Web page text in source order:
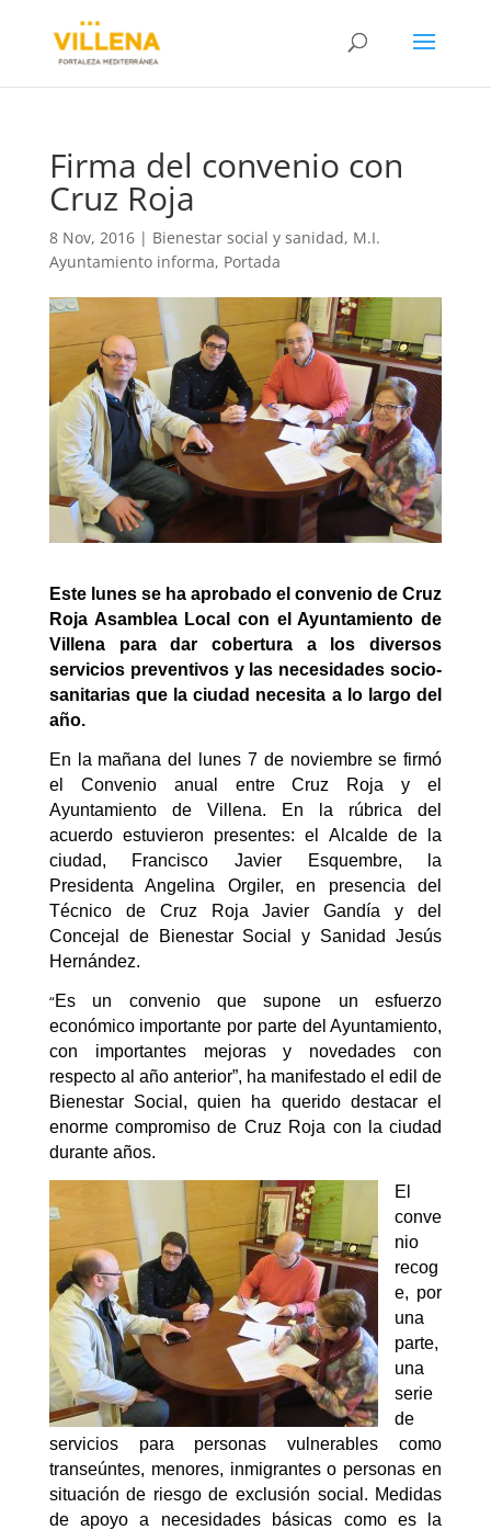
Firma del convenio con
Cruz Roja
8 Nov, 2016| Bienestar social y sanidad, M.I.
Ayuntamiento informa, Portada
Este lunes se ha aprobado el convenio de Cruz
Roja Asamblea Local con el Ayuntamiento de
Villena para dar cobertura a los diversos
servicios preventivos y las necesidades socio-
sanitarias que la ciudad necesita a lo largo del
año.
En la mañana del lunes 7 de noviembre se firmó
el Convenio anual entre Cruz Roja y el
Ayuntamiento de Villena. En la rúbrica del
acuerdo estuvieron presentes: el Alcalde de la
ciudad, Francisco Javier Esquembre, la
Presidenta Angelina Orgiler, en presencia del
Técnico de Cruz Roja Javier Gandía y del
Concejal de Bienestar Social y Sanidad Jesús
Hernández.
“Es un convenio que supone un esfuerzo
económico importante por parte del Ayuntamiento,
con importantes mejoras y novedades con
respecto al año anterior”, ha manifestado el edil de
Bienestar Social, quien ha querido destacar el
enorme compromiso de Cruz Roja con la ciudad
durante años.
El
conve
nio
recog
e, por
una
parte,
una
serie
de
servicios para personas vulnerables como
transeúntes, menores, inmigrantes o personas en
situación de riesgo de exclusión social. Medidas
de apoyo a necesidades básicas como es la